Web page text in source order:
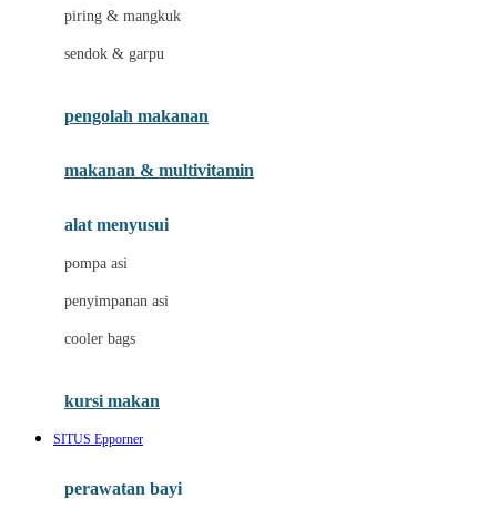
Joolz
Leclerc
Lee Vierra
Lillebaby
piring & mangkuk
sendok & garpu
pengolah makanan
makanan & multivitamin
alat menyusui
pompa asi
penyimpanan asi
cooler bags
kursi makan
SITUS Epporner
perawatan bayi